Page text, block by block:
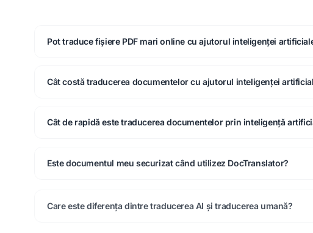
Pot traduce fișiere PDF mari online cu ajutorul inteligenței
Cât costă traducerea documentelor cu ajutorul inteligenței
Cât de rapidă este traducerea documentelor prin inteligență
Este documentul meu securizat când utilizez DocTranslator?
Care este diferența dintre traducerea AI și traducerea umană?